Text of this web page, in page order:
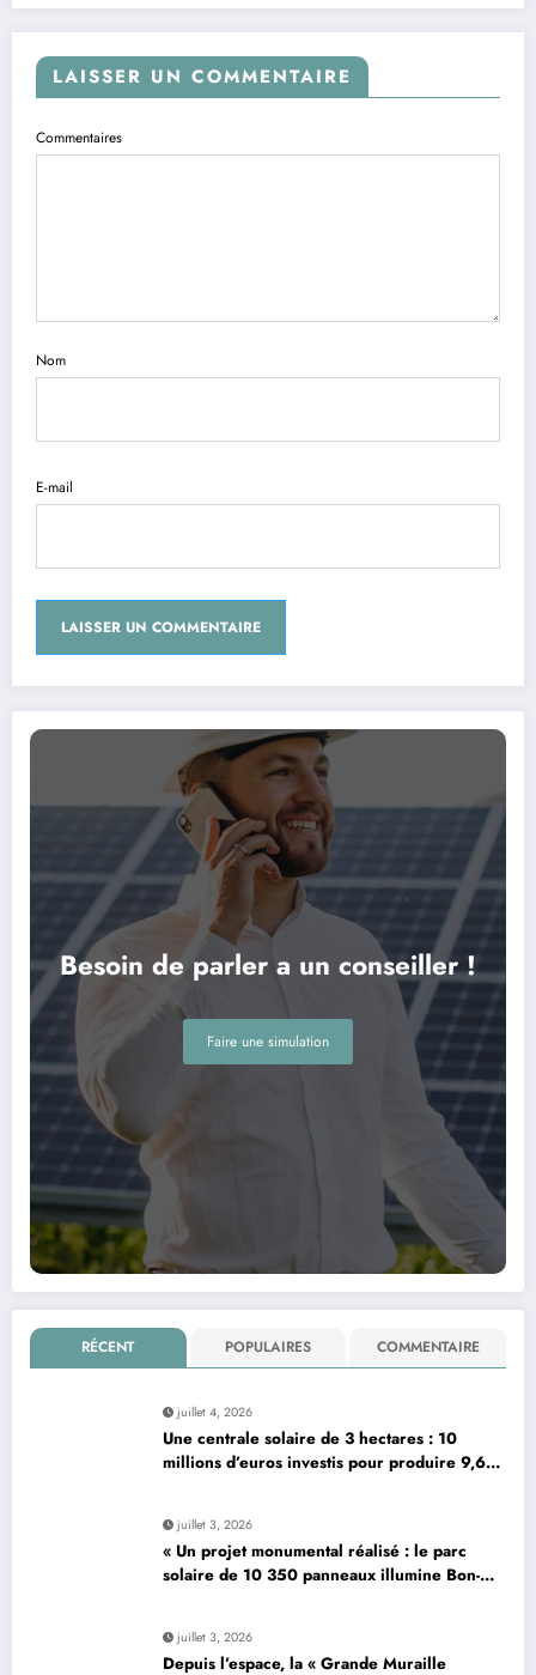
LAISSER UN COMMENTAIRE
Commentaires
Nom
E-mail
Besoin de parler a un conseiller !
Faire une simulation
RÉCENT POPULAIRES COMMENTAIRE
juillet 4, 2026
Une centrale solaire de 3 hectares : 10
millions d’euros investis pour produire 9,6
juillet 3, 2026
« Un projet monumental réalisé : le parc
solaire de 10 350 panneaux illumine Bon-…
juillet 3, 2026
Depuis l’espace, la « Grande Muraille